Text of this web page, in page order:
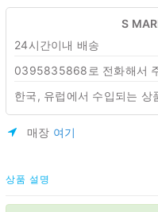
S
24시간이내 배송
0395835868로 전화해서
한국, 유럽에서 수입되는 상
매장 여기
상품 설명